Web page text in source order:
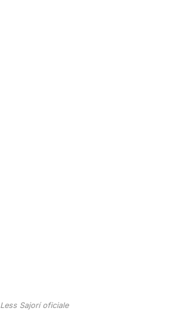
Less Sajorí oficiale